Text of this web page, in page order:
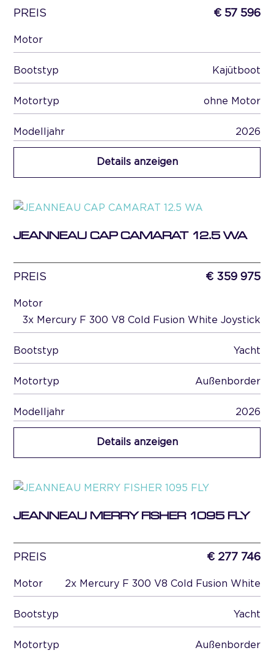
PREIS € 57 596
Motor
Bootstyp Kajütboot
Motortyp ohne Motor
Modelljahr 2026
Details anzeigen
JEANNEAU CAP CAMARAT 12.5 WA
PREIS € 359 975
Motor
3x Mercury F 300 V8 Cold Fusion White Joystick
Bootstyp Yacht
Motortyp Außenborder
Modelljahr 2026
Details anzeigen
JEANNEAU MERRY FISHER 1095 FLY
PREIS € 277 746
Motor 2x Mercury F 300 V8 Cold Fusion White
Bootstyp Yacht
Motortyp Außenborder